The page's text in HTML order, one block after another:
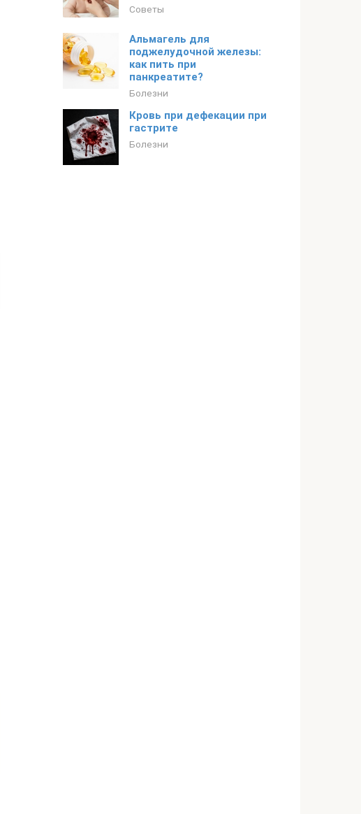
Советы
Альмагель для
поджелудочной железы:
как пить при
панкреатите?
Болезни
Кровь при дефекации при
гастрите
Болезни